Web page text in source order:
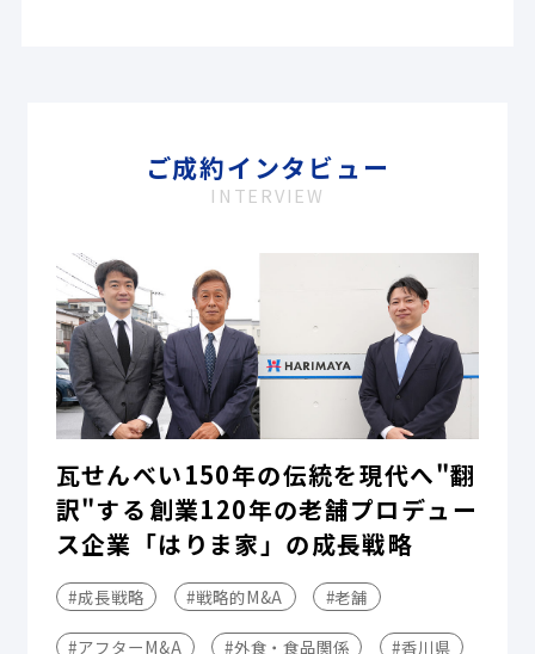
ご成約インタビュー
INTERVIEW
瓦せんべい150年の伝統を現代へ"翻
訳"する――創業120年の老舗プロデュー
ス企業「はりま家」の成長戦略
#成長戦略 #戦略的M&A #老舗
#アフターM&A #外食・食品関係 #香川県